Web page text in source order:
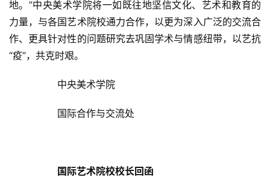
地。”中央美术学院将一如既往地坚信文化、艺术和教育的
力量，与各国艺术院校通力合作，以更为深入广泛的交流合
作、更具针对性的问题研究去巩固学术与情感纽带，以艺抗
“疫”，共克时艰。
  	中央美术学院
  	国际合作与交流处
国际艺术院校校长回函